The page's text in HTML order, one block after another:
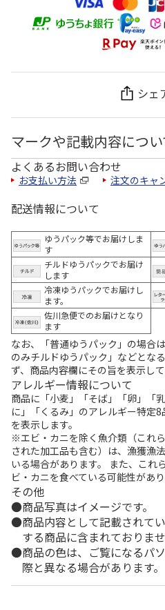
シェ
マークや記載内容につい
よくあるお問い合わせ
お支払い方法 注文のキャ
配送情報について
ゆうパック等でお届けしま
す
チルドゆうパックでお届け
します
冷凍ゆうパックでお届けし
ます。
佐川急便でのお届けとなり
ます
なお、「普通ゆうパック」の場合
のみチルドゆうパック」などとな
ず、商品内容欄にその旨を表示して
アレルギー情報について
商品に「小麦」「そば」「卵」「
に」「くるみ」のアレルギー特定
を表示します。
※エビ・カニを除く魚介類（これ
された加工品も含む）は、漁獲漁
いる場合があります。 また、これ
ビ・カニを食べている可能性があり
その他
商品写真はイメージです。
商品内容として記載されて
する商品に含まれておりませ
商品の色は、ご覧になるパ
際と異なる場合があります。